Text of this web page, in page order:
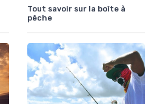
Tout savoir sur la boîte à
pêche